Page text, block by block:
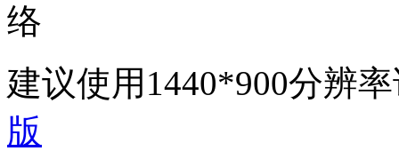
络
建议使用1440*900分辨
版